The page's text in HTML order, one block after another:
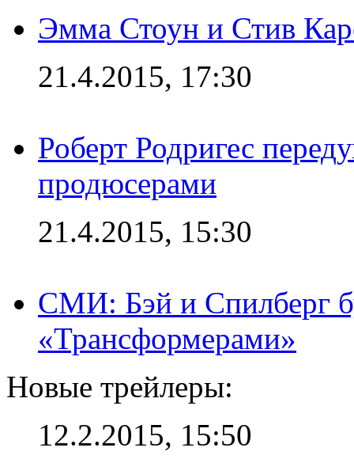
Эмма Стоун и Стив
21.4.2015, 17:30
Роберт Родригес
продюсерами
21.4.2015, 15:30
СМИ: Бэй и Спилберг
«Трансформерами»
Новые трейлеры:
12.2.2015, 15:50